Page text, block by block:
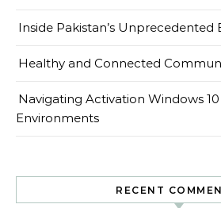
Inside Pakistan’s Unprecedented
Healthy and Connected
Navigating Activation Windows
Environments
RECENT